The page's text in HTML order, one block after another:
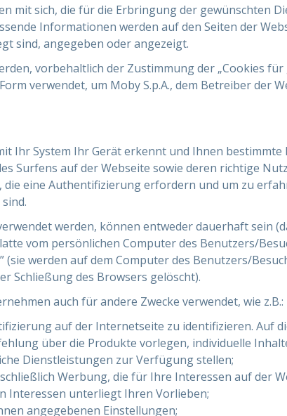
mit sich, die für die Erbringung der gewünschten
Informationen werden auf den Seiten der
sind, angegeben oder angezeigt.
vorbehaltlich der Zustimmung der „Cookies für
verwendet, um Moby S.p.A., dem Betreiber der
Ihr System Ihr Gerät erkennt und Ihnen
Surfens auf der Webseite sowie deren richtige
eine Authentifizierung erfordern und um zu
werden, können entweder dauerhaft sein
vom persönlichen Computer des Benutzers/
(sie werden auf dem Computer des Benutzers/
Schließung des Browsers gelöscht).
auch für andere Zwecke verwendet, wie z.B.:
auf der Internetseite zu identifizieren. Auf
über die Produkte vorlegen, individuelle
Dienstleistungen zur Verfügung stellen;
Werbung, die für Ihre Interessen auf der
Interessen unterliegt Ihren Vorlieben;
angegebenen Einstellungen;